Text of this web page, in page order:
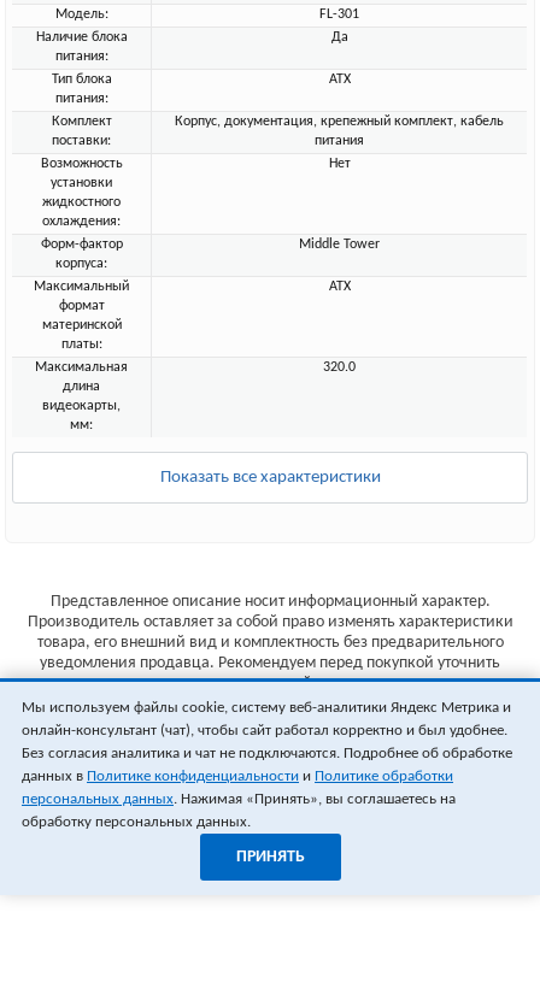
Модель:
FL-301
Наличие блока
питания:
Да
Тип блока
питания:
ATX
Комплект
поставки:
Корпус, документация, крепежный комплект, кабель
питания
Возможность
установки
жидкостного
охлаждения:
Нет
Форм-фактор
корпуса:
Middle Tower
Максимальный
формат
материнской
платы:
ATX
Максимальная
длина
видеокарты,
мм:
320.0
Показать все характеристики
Представленное описание носит информационный характер.
Производитель оставляет за собой право изменять характеристики
товара, его внешний вид и комплектность без предварительного
уведомления продавца. Рекомендуем перед покупкой уточнить
характеристики товара на сайте производителя.
Указанные цены не являются публичной офертой (ст.435 ГК РФ).
Стоимость и наличие товара уточняйте у менеджера.
Мы используем файлы cookie, систему веб-аналитики Яндекс Метрика и
онлайн-консультант (чат), чтобы сайт работал корректно и был удобнее.
Без согласия аналитика и чат не подключаются. Подробнее об обработке
данных в Политике конфиденциальности и Политике обработки
персональных данных. Нажимая «Принять», вы соглашаетесь на
обработку персональных данных.
ПРИНЯТЬ